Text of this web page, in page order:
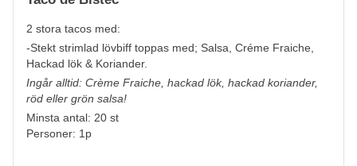
2 stora tacos med:
-Stekt strimlad lövbiff toppas med; Salsa, Créme Fraiche,
Hackad lök & Koriander.
Ingår alltid: Crème Fraiche, hackad lök, hackad koriander,
röd eller grön salsa!
Minsta antal: 20 st
Personer: 1p